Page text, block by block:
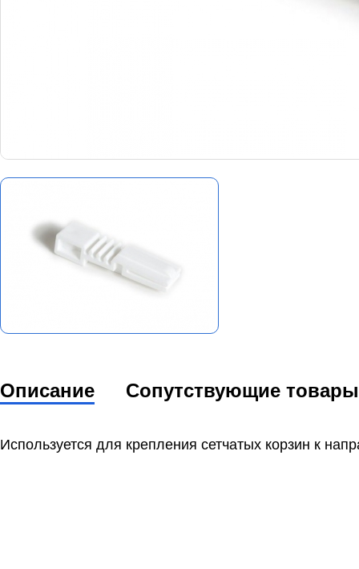
Описание Сопутствующие товары
Используется для крепления сетчатых корзин к